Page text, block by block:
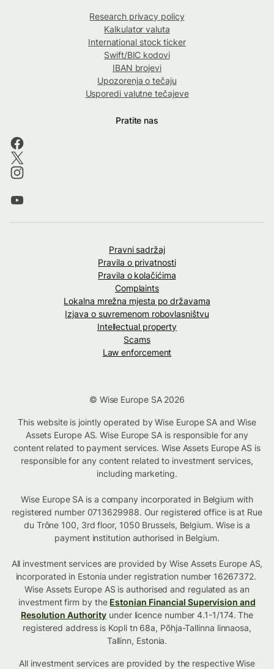
Research privacy policy
Kalkulator valuta
International stock ticker
Swift/BIC kodovi
IBAN brojevi
Upozorenja o tečaju
Usporedi valutne tečajeve
Pratite nas
Pravni sadržaj
Pravila o privatnosti
Pravila o kolačićima
Complaints
Lokalna mrežna mjesta po državama
Izjava o suvremenom robovlasništvu
Intellectual property
Scams
Law enforcement
© Wise Europe SA 2026
This website is jointly operated by Wise Europe SA and Wise
Assets Europe AS. Wise Europe SA is responsible for any
content related to payment services. Wise Assets Europe AS is
responsible for any content related to investment services,
including marketing.
Wise Europe SA is a company incorporated in Belgium with
registered number 0713629988. Our registered office is at Rue
du Trône 100, 3rd floor, 1050 Brussels, Belgium. Wise is a
payment institution authorised in Belgium.
All investment services are provided by Wise Assets Europe AS,
incorporated in Estonia under registration number 16267372.
Wise Assets Europe AS is authorised and regulated as an
investment firm by the Estonian Financial Supervision and
Resolution Authority under licence number 4.1-1/174. The
registered address is Kopli tn 68a, Põhja-Tallinna linnaosa,
Tallinn, Estonia.
All investment services are provided by the respective Wise